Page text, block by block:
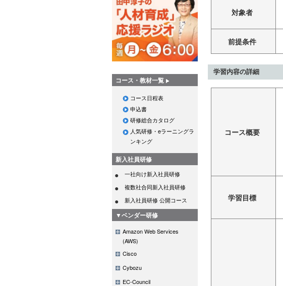
コース・教材一覧
コース日程表
申込書
研修総合カタログ
人気研修・eラーニングラ
ンキング
新入社員研修
一社向け新入社員研修
複数社合同新入社員研修
新入社員研修 公開コース
▼ベンダー研修
Amazon Web Services
(AWS)
Cisco
Cybozu
EC-Council
対象者
前提条件
学習内容の詳細
コース概要
学習目標